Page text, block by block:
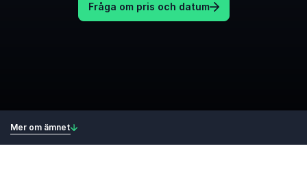
Fråga om pris och datum
Mer om ämnet